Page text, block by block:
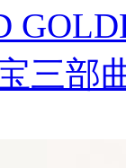
三部